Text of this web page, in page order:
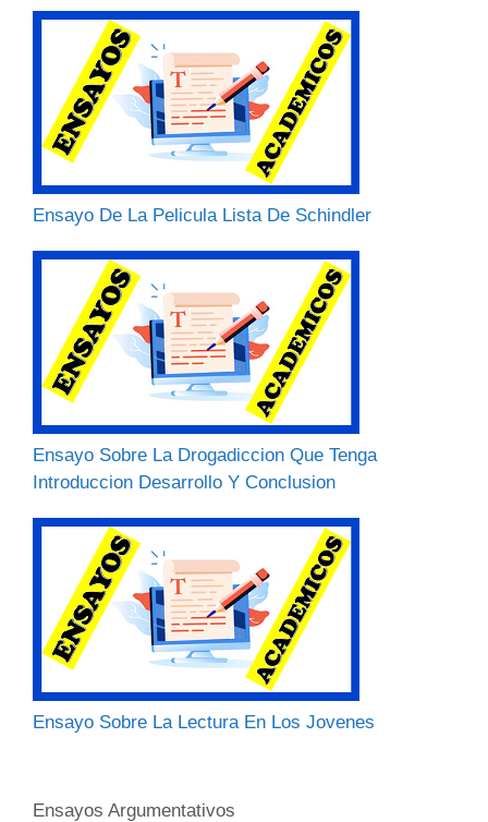
Ensayo De La Pelicula Lista De Schindler
Ensayo Sobre La Drogadiccion Que Tenga
Introduccion Desarrollo Y Conclusion
Ensayo Sobre La Lectura En Los Jovenes
Categorías
Ensayos Argumentativos